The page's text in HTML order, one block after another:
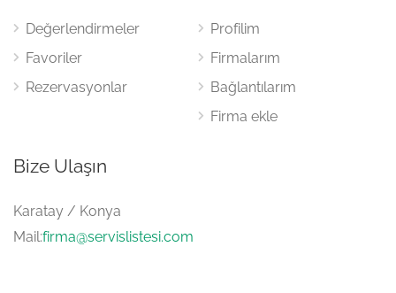
Değerlendirmeler
Favoriler
Rezervasyonlar
Profilim
Firmalarım
Bağlantılarım
Firma ekle
Bize Ulaşın
Karatay / Konya
Mail:firma@servislistesi.com